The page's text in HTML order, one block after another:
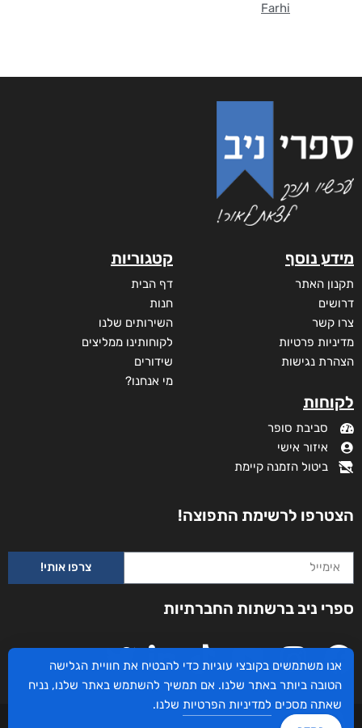
Farhi
מידע נוסף
תקנון האתר
דרושים
צרו קשר
מדיניות פרטיות
הצהרת נגישות
לקוחות
סביבת סופר
איזור אישי
ביטול הזמנה קיימת
קטגוריות
דף הבית
חנות
השירותים שלנו
לקוחותינו ממליצים
שידורים
מי אנחנו?
הצטרפו לרשימת התפוצה!
צרפו אותי!
ספרי ניב ברשתות החברתיות
עיצוב ובניית האתר: ספרי ניב © כל הזכויות שמורות. בוקסאי טכנולוגיות בע"מ שד אבא
אנו משתמשים בקובצי עוגיות כדי להבטיח את חוויית הגלישה
הטובה ביותר באתר שלנו. אם תמשיך להשתמש באתר שלנו, נניח
שאתה מסכים למדיניות הפרטיות שלנו.